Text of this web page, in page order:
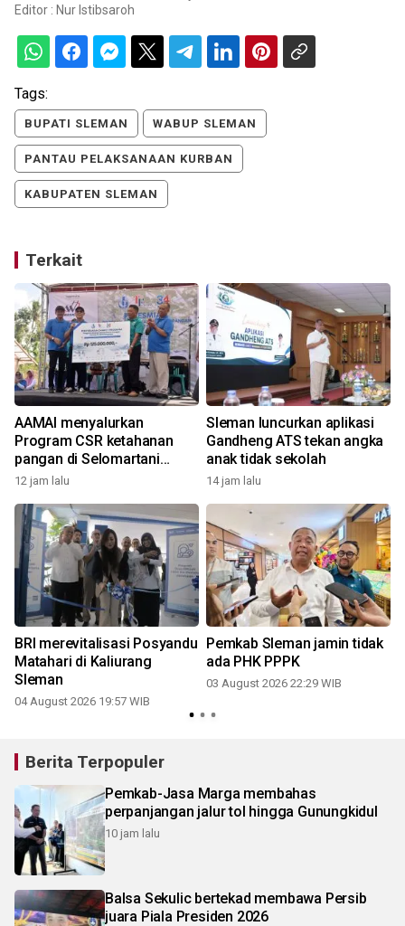
Editor : Nur Istibsaroh
Tags:
BUPATI SLEMAN WABUP SLEMAN
PANTAU PELAKSANAAN KURBAN
KABUPATEN SLEMAN
Terkait
AAMAI menyalurkan
Program CSR ketahanan
pangan di Selomartani
Sleman
12 jam lalu
Sleman luncurkan aplikasi
Gandheng ATS tekan angka
anak tidak sekolah
14 jam lalu
BRI merevitalisasi Posyandu
Matahari di Kaliurang
Sleman
04 August 2026 19:57 WIB
Pemkab Sleman jamin tidak
ada PHK PPPK
03 August 2026 22:29 WIB
Berita Terpopuler
Pemkab-Jasa Marga membahas
perpanjangan jalur tol hingga Gunungkidul
10 jam lalu
Balsa Sekulic bertekad membawa Persib
juara Piala Presiden 2026